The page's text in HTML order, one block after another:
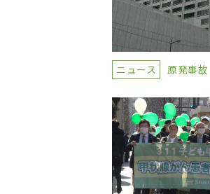
ニュース 原発事故